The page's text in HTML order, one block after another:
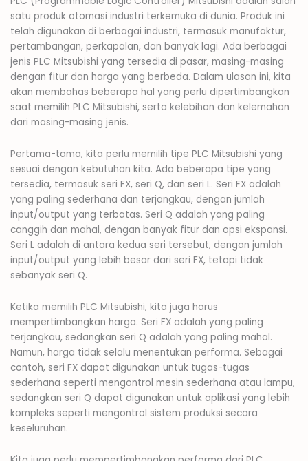
satu produk otomasi industri terkemuka di dunia. Produk ini
telah digunakan di berbagai industri, termasuk manufaktur,
pertambangan, perkapalan, dan banyak lagi. Ada berbagai
jenis PLC Mitsubishi yang tersedia di pasar, masing-masing
dengan fitur dan harga yang berbeda. Dalam ulasan ini, kita
akan membahas beberapa hal yang perlu dipertimbangkan
saat memilih PLC Mitsubishi, serta kelebihan dan kelemahan
dari masing-masing jenis.
Pertama-tama, kita perlu memilih tipe PLC Mitsubishi yang
sesuai dengan kebutuhan kita. Ada beberapa tipe yang
tersedia, termasuk seri FX, seri Q, dan seri L. Seri FX adalah
yang paling sederhana dan terjangkau, dengan jumlah
input/output yang terbatas. Seri Q adalah yang paling
canggih dan mahal, dengan banyak fitur dan opsi ekspansi.
Seri L adalah di antara kedua seri tersebut, dengan jumlah
input/output yang lebih besar dari seri FX, tetapi tidak
sebanyak seri Q.
Ketika memilih PLC Mitsubishi, kita juga harus
mempertimbangkan harga. Seri FX adalah yang paling
terjangkau, sedangkan seri Q adalah yang paling mahal.
Namun, harga tidak selalu menentukan performa. Sebagai
contoh, seri FX dapat digunakan untuk tugas-tugas
sederhana seperti mengontrol mesin sederhana atau lampu,
sedangkan seri Q dapat digunakan untuk aplikasi yang lebih
kompleks seperti mengontrol sistem produksi secara
keseluruhan.